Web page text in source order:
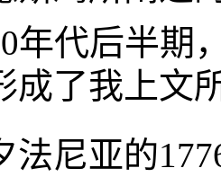
年代后半期
成了我上文
法尼亚的